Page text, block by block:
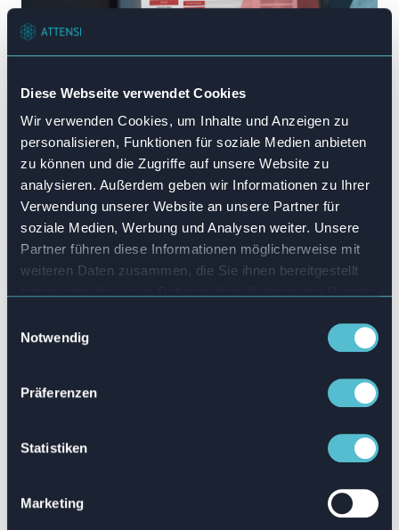
Diese Webseite verwendet Cookies
Wir verwenden Cookies, um Inhalte und Anzeigen zu
personalisieren, Funktionen für soziale Medien anbieten
zu können und die Zugriffe auf unsere Website zu
analysieren. Außerdem geben wir Informationen zu Ihrer
Verwendung unserer Website an unsere Partner für
soziale Medien, Werbung und Analysen weiter. Unsere
Partner führen diese Informationen möglicherweise mit
weiteren Daten zusammen, die Sie ihnen bereitgestellt
Notwendig
Präferenzen
Statistiken
Marketing
Indem wir echte Fälle simulieren, mit denen Ihre
Lernenden in ihrem Beruf konfrontiert werden,
motivieren wir sie, Szenarien zu wiederholen und
Erfolg zu haben. Es reicht nicht aus, Usern zu
erklären, wie IT-Systeme funktionieren – wir lassen
sie die Systeme erleben.